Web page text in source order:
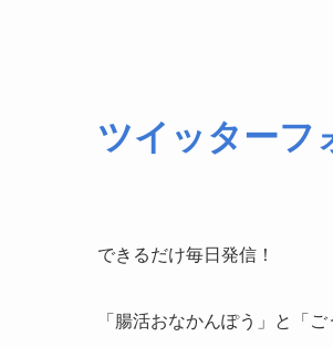
ツイッターフ
できるだけ毎日発信！
「腸活おなかんぽう」と「